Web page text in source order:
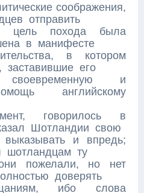
соображения,
отправить
цель похода была
в манифесте
в котором
заставившие его
и
английскому
говорилось в
Шотландии свою
и впредь;
шотландцам ту
пожелали, но нет
доверять
ибо слова